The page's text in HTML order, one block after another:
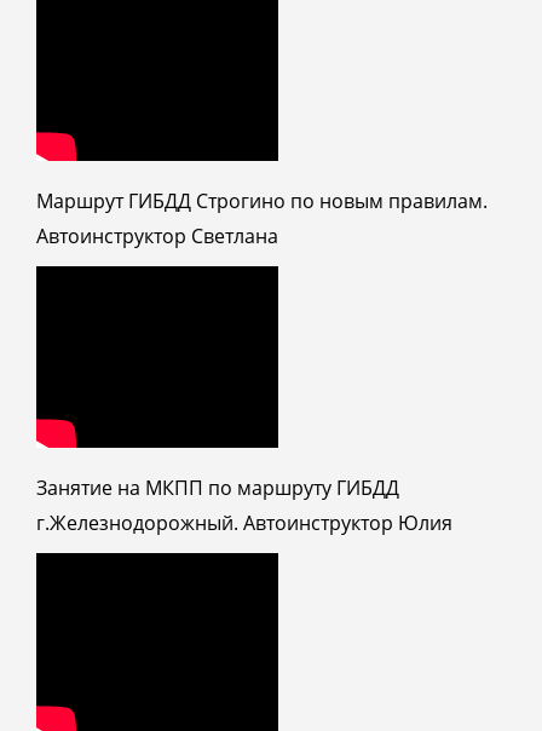
Маршрут ГИБДД Строгино по новым правилам.
Автоинструктор Светлана
Занятие на МКПП по маршруту ГИБДД
г.Железнодорожный. Автоинструктор Юлия